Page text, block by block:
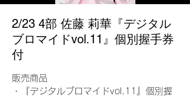
2/23 4部 佐藤 莉華『デジタル
ブロマイドvol.11』個別握手券
付
販売商品
・『デジタルブロマイドvol.11』個別握